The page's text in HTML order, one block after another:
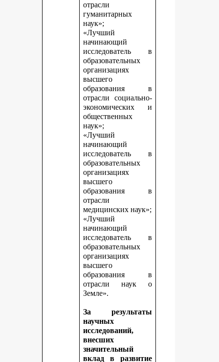
отрасли
гуманитарных
наук»;
«Лучший
начинающий
исследователь в
образовательных
организациях
высшего
образования в
отрасли социально-
экономических и
общественных
наук»;
«Лучший
начинающий
исследователь в
образовательных
организациях
высшего
образования в
отрасли
медицинских наук»;
«Лучший
начинающий
исследователь в
образовательных
организациях
высшего
образования в
отрасли наук о
Земле».
За результаты
научных
исследований,
внесших
значительный
вклад в развитие